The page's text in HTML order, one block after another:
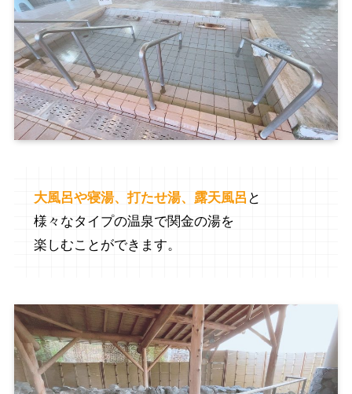
大風呂や寝湯、打たせ湯、露天風呂 と
様々なタイプの温泉で関金の湯を
楽しむことができます。